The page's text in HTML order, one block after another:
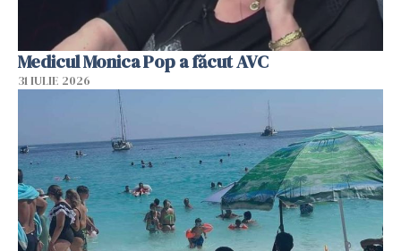
Medicul Monica Pop a făcut AVC
31 IULIE 2026